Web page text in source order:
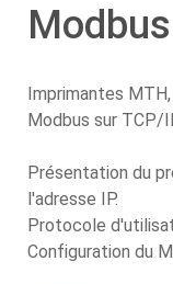
Imprimantes
Modbus sur TCP/
Présentation du
l'adresse IP.
Protocole
Configuration du